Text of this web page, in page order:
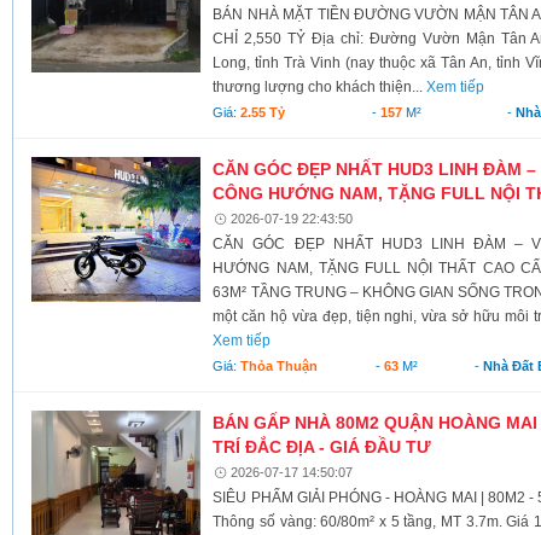
BÁN NHÀ MẶT TIỀN ĐƯỜNG VƯỜN MẬN TÂN
CHỈ 2,550 TỶ Địa chỉ: Đường Vườn Mận Tân
Long, tỉnh Trà Vinh (nay thuộc xã Tân An, tỉnh
thương lượng cho khách thiện...Xem tiếp
Giá:2.55 Tỷ - 157M² -
CĂN GÓC ĐẸP NHẤT HUD3 LINH ĐÀM –
CÔNG HƯỚNG NAM, TẶNG FULL NỘI
2026-07-19 22:43:50
CĂN GÓC ĐẸP NHẤT HUD3 LINH ĐÀM –
HƯỚNG NAM, TẶNG FULL NỘI THẤT CAO
63M² TẦNG TRUNG – KHÔNG GIAN SỐNG
một căn hộ vừa đẹp, tiện nghi, vừa sở hữu môi
Xem tiếp
Giá:Thỏa Thuận - 63M² -Nhà Đất
BÁN GẤP NHÀ 80M2 QUẬN HOÀNG
TRÍ ĐẮC ĐỊA - GIÁ ĐẦU TƯ
2026-07-17 14:50:07
SIÊU PHẨM GIẢI PHÓNG - HOÀNG MAI | 80M2
Thông số vàng: 60/80m² x 5 tầng, MT 3.7m.